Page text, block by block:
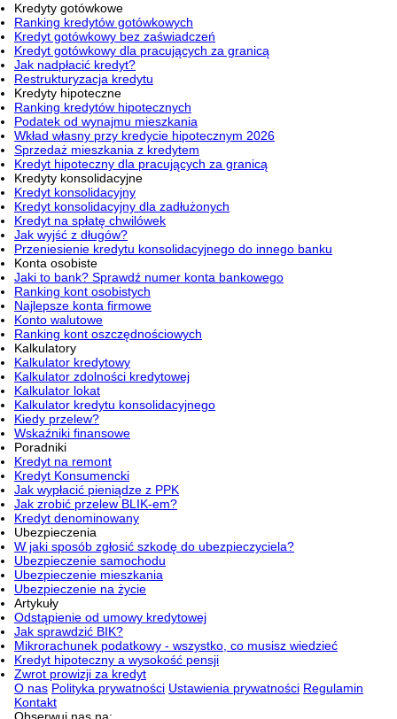
Kredyty gotówkowe
Ranking kredytów gotówkowych
Kredyt gotówkowy bez zaświadczeń
Kredyt gotówkowy dla pracujących za granicą
Jak nadpłacić kredyt?
Restrukturyzacja kredytu
Kredyty hipoteczne
Ranking kredytów hipotecznych
Podatek od wynajmu mieszkania
Wkład własny przy kredycie hipotecznym 2026
Sprzedaż mieszkania z kredytem
Kredyt hipoteczny dla pracujących za granicą
Kredyty konsolidacyjne
Kredyt konsolidacyjny
Kredyt konsolidacyjny dla zadłużonych
Kredyt na spłatę chwilówek
Jak wyjść z długów?
Przeniesienie kredytu konsolidacyjnego do innego banku
Konta osobiste
Jaki to bank? Sprawdź numer konta bankowego
Ranking kont osobistych
Najlepsze konta firmowe
Konto walutowe
Ranking kont oszczędnościowych
Kalkulatory
Kalkulator kredytowy
Kalkulator zdolności kredytowej
Kalkulator lokat
Kalkulator kredytu konsolidacyjnego
Kiedy przelew?
Wskaźniki finansowe
Poradniki
Kredyt na remont
Kredyt Konsumencki
Jak wypłacić pieniądze z PPK
Jak zrobić przelew BLIK-em?
Kredyt denominowany
Ubezpieczenia
W jaki sposób zgłosić szkodę do ubezpieczyciela?
Ubezpieczenie samochodu
Ubezpieczenie mieszkania
Ubezpieczenie na życie
Artykuły
Odstąpienie od umowy kredytowej
Jak sprawdzić BIK?
Mikrorachunek podatkowy - wszystko, co musisz wiedzieć
Kredyt hipoteczny a wysokość pensji
Zwrot prowizji za kredyt
O nas Polityka prywatności Ustawienia prywatności Regulamin
Kontakt